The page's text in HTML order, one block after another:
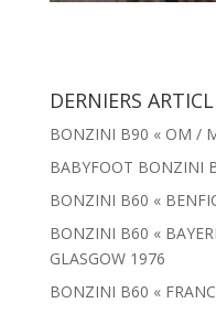
DERNIERS
BONZINI B90 « OM /
BABYFOOT BONZINI
BONZINI B60 «
BONZINI B60 «
GLASGOW 1976
BONZINI B60 «